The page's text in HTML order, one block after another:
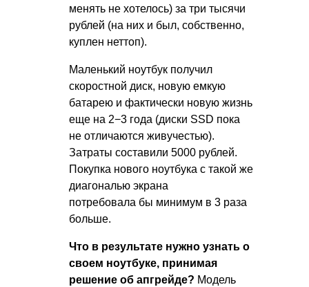
менять не хотелось) за три тысячи
рублей (на них и был, собственно,
куплен неттоп).
Маленький ноутбук получил
скоростной диск, новую емкую
батарею и фактически новую жизнь
еще на 2−3 года (диски SSD пока
не отличаются живучестью).
Затраты составили 5000 рублей.
Покупка нового ноутбука с такой же
диагональю экрана
потребовала бы минимум в 3 раза
больше.
Что в результате нужно узнать о
своем ноутбуке, принимая
решение об апгрейде? Модель